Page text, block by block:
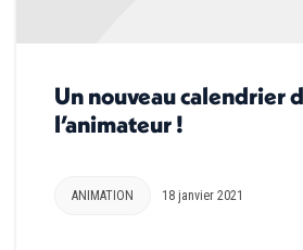
Un nouveau calendrier
l’animateur !
ANIMATION 18 janvier 2021